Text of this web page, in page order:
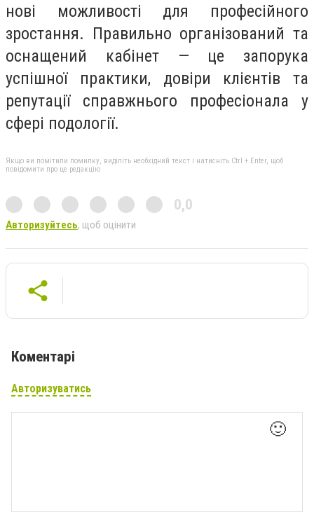
нові можливості для професійного
зростання. Правильно організований та
оснащений кабінет — це запорука
успішної практики, довіри клієнтів та
репутації справжнього професіонала у
сфері подології.
Якщо ви помітили помилку, виділіть необхідний текст і натисніть Ctrl + Enter, щоб
повідомити про це редакцію
0,0
Авторизуйтесь, щоб оцінити
Коментарі
Авторизуватись
🙂